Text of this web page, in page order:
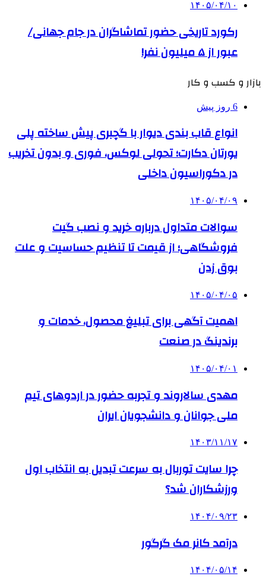
۱۴۰۵/۰۴/۱۰
رکورد تاریخی حضور تماشاگران در جام جهانی/
عبور از ۵ میلیون نفر!
بازار و کسب و کار
6 روز پیش
انواع قاب بندی دیوار با گچبری پیش ساخته پلی
یورتان دکارت؛ تحولی لوکس، فوری و بدون تخریب
در دکوراسیون داخلی
۱۴۰۵/۰۴/۰۹
سوالات متداول درباره خرید و نصب گیت
فروشگاهی؛ از قیمت تا تنظیم حساسیت و علت
بوق زدن
۱۴۰۵/۰۴/۰۵
اهمیت آگهی برای تبلیغ محصول، خدمات و
برندینگ در صنعت
۱۴۰۵/۰۴/۰۱
مهدی سالاروند و تجربه حضور در اردوهای تیم
ملی جوانان و دانشجویان ایران
۱۴۰۳/۱۱/۱۷
چرا سایت توربال به ‌سرعت تبدیل به انتخاب اول
ورزشکاران شد؟
۱۴۰۴/۰۹/۲۳
درآمد کانر مک گرگور
۱۴۰۴/۰۵/۱۴